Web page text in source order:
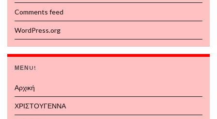
Comments feed
WordPress.org
ΜΕΝU!
Αρχική
ΧΡΙΣΤΟΥΓΕΝΝΑ